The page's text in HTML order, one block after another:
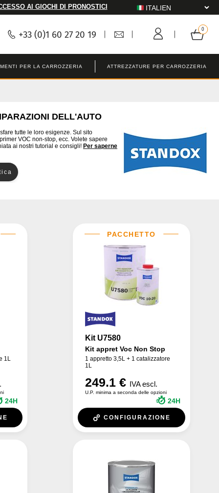
AI GIOCHI DI PRONOSTICI
+33 (0)1 60 27 20 19
PER LA CARROZZERIA ATTREZZATURE PER CARROZZERIA
DELL'AUTO
tutte le loro esigenze. Sul sito
VOC non-stop, ecc. Volete sapere
ai nostri tutorial e consigli! Per saperne
1L
24H
Kit U7580
Kit appret Voc Non Stop
1 appretto 3,5L + 1 catalizzatore
1L
249.1 € IVA escl.
U.P. minima a seconda delle opzioni
24H
CONFIGURAZIONE